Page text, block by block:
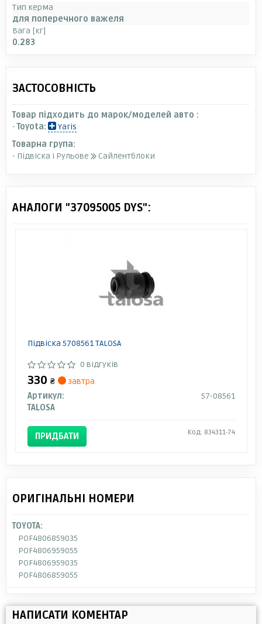
Тип керма
для поперечного важеля
Вага [кг]
0.283
ЗАСТОСОВНІСТЬ
Товар підходить до марок/моделей авто :
-Toyota:
Yaris
Товарна група:
- Підвіска і Рульове
Сайлентблоки
АНАЛОГИ "37095005 DYS":
Підвіска 5708561 TALOSA
0 відгуків
330 ₴
завтра
Артикул:
57-08561
TALOSA
ПРИДБАТИ Код: 834311-74
ОРИГІНАЛЬНІ НОМЕРИ
TOYOTA:
POF4806859035
POF4806959055
POF4806959035
POF4806859055
НАПИСАТИ КОМЕНТАР